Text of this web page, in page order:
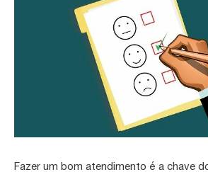
Fazer um bom atendimento é a chave